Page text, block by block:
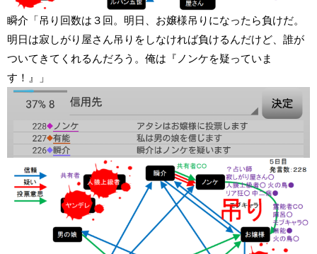
瞬介「吊り回数は３回。明日、お嬢様吊りになったら負けだ。
明日は寂しがり屋さん吊りをしなければ負けるんだけど、誰が
ついてきてくれるんだろう。俺は『ノンケを疑っていま
す！』」